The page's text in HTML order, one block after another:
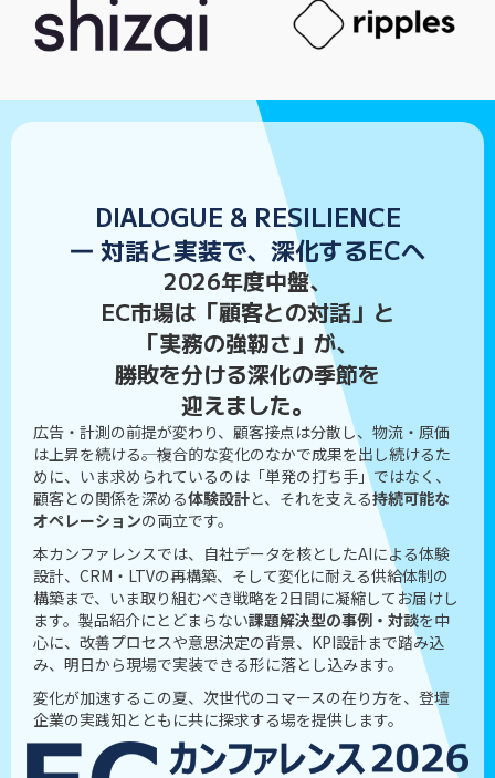
DIALOGUE & RESILIENCE
― 対話と実装で、深化するECへ
2026年度中盤、
EC市場は「顧客との対話」と
「実務の強靭さ」が、
勝敗を分ける深化の季節を
迎えました。
広告・計測の前提が変わり、顧客接点は分散し、物流・原価
は上昇を続ける――。複合的な変化のなかで成果を出し続けるた
めに、いま求められているのは「単発の打ち手」ではなく、
顧客との関係を深める体験設計と、それを支える持続可能な
オペレーションの両立です。
本カンファレンスでは、自社データを核としたAIによる体験
設計、CRM・LTVの再構築、そして変化に耐える供給体制の
構築まで、いま取り組むべき戦略を2日間に凝縮してお届けし
ます。製品紹介にとどまらない課題解決型の事例・対談を中
心に、改善プロセスや意思決定の背景、KPI設計まで踏み込
み、明日から現場で実装できる形に落とし込みます。
変化が加速するこの夏、次世代のコマースの在り方を、登壇
企業の実践知とともに共に探求する場を提供します。